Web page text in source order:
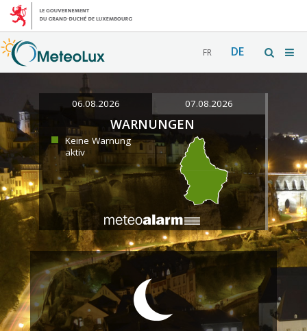
FR DE
06.08.2026 07.08.2026
WARNUNGEN
Keine Warnung
aktiv